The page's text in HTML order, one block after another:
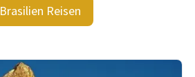
Brasilien Reisen